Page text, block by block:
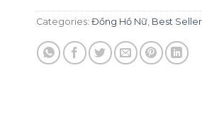
Categories: Đồng Hồ Nữ, Best Seller,